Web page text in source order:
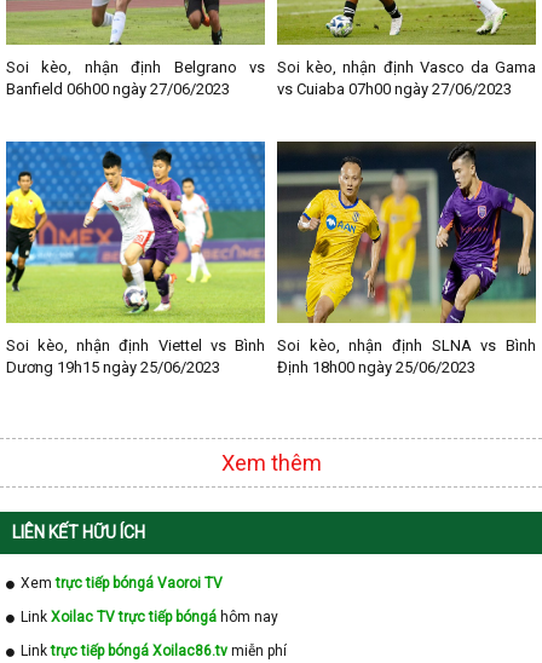
Lịch thi đấu bóng đá các giải nổi bật:
- Lịch thi đấu Ngoại hạng Anh
- Lịch thi đấu La Liga
- Lịch thi đấu Bundesliga
- Lịch thi đấu V - League
- Lịch thi đấu Cup C1
Soi kèo, nhận định Belgrano vs
Banfield 06h00 ngày 27/06/2023
Soi kèo, nhận định Vasco da Gama
vs Cuiaba 07h00 ngày 27/06/2023
Soi kèo, nhận định Viettel vs Bình
Dương 19h15 ngày 25/06/2023
Soi kèo, nhận định SLNA vs Bình
Định 18h00 ngày 25/06/2023
Xem thêm
LIÊN KẾT HỮU ÍCH
Xemtrực tiếp bóngá Vaoroi TV
Link Xoilac TV trực tiếp bóngá hôm nay
Linktrực tiếp bóngá Xoilac86.tv miễn phí